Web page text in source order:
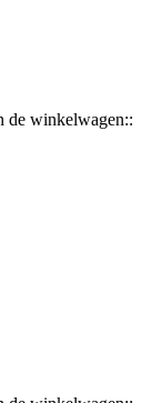
de winkelwagen::